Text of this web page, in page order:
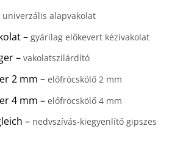
univerzális alapvakolat
– gyárilag előkevert kézivakolat
– vakolatszilárdító
2 mm – előfröcskölő 2 mm
4 mm – előfröcskölő 4 mm
– nedvszívás-kiegyenlítő gipszes